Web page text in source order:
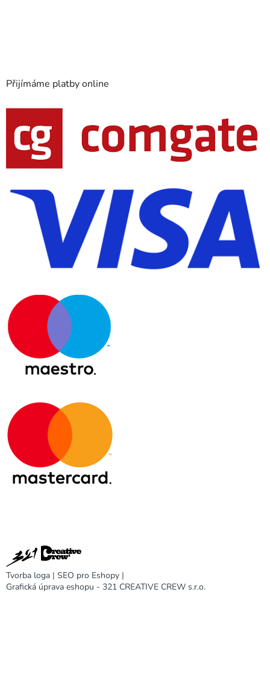
Přijímáme platby online
Tvorba loga | SEO pro Eshopy |
Grafická úprava eshopu - 321 CREATIVE CREW s.r.o.